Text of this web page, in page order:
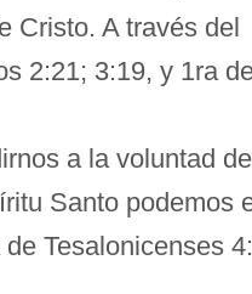
Cristo. A través del
2:21; 3:19, y 1ra
a la voluntad
Santo podemos
Tesalonicenses